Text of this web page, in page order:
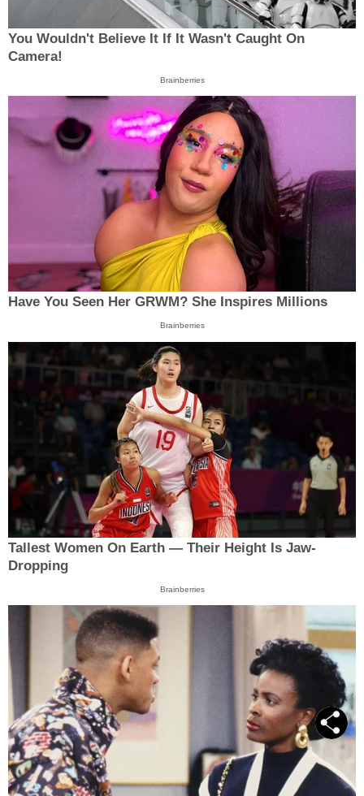
You Wouldn't Believe It If It Wasn't Caught On
Camera!
Brainberries
Have You Seen Her GRWM? She Inspires Millions
Brainberries
Tallest Women On Earth — Their Height Is Jaw-
Dropping
Brainberries